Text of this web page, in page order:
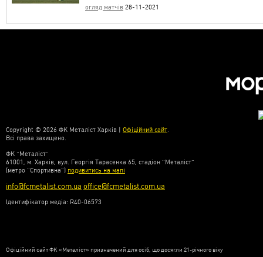
огляд матчів 28-11-2021
Copyright © 2026 ФК Металіст Харків | Офіційний сайт.
Всі права захищено.
ФК “Металіст”
61001, м. Харків, вул. Георгія Тарасенка 65, стадіон “Металіст”
(метро “Спортивна”) подивитись на мапі
info@fcmetalist.com.ua office@fcmetalist.com.ua
Ідентифікатор медіа: R40-06573
Офіційний сайт ФК «Металіст» призначений для осіб, що досягли 21-річного віку